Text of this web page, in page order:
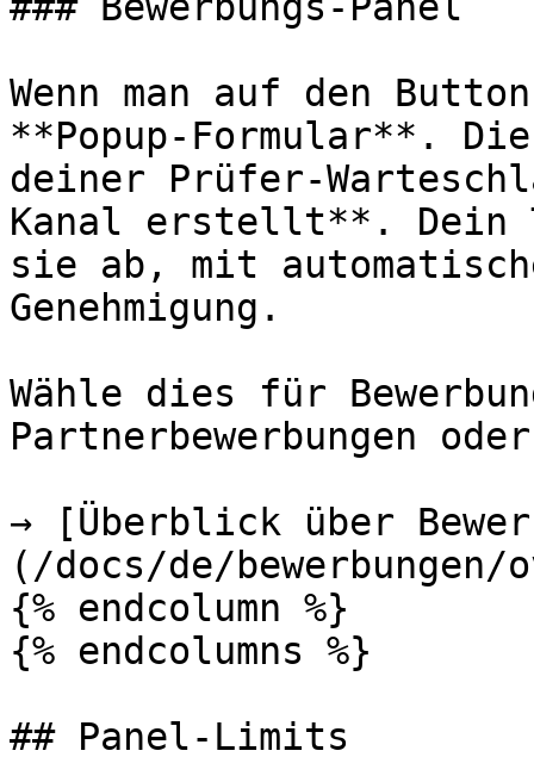
Wenn man auf den
**Popup-Formular**.
deiner Prüfer-
Kanal erstellt**. Dein
sie ab, mit
Genehmigung.
Wähle dies für
Partnerbewerbungen
→ [Überblick über
(/docs/de/bewerbungen/
{% endcolumn %}
{% endcolumns %}
## Panel-Limits